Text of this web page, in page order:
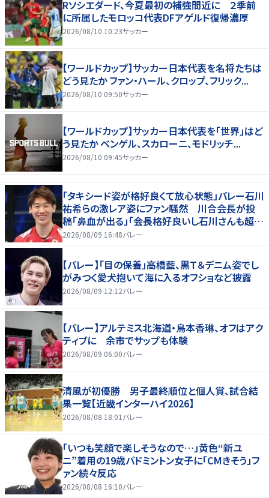
Rソシエダード、今夏最初の補強間近に ２季前
に所属したモロッコ代表DFアゲルド復帰濃厚
2026/08/10 10:23サッカー
【ワールドカップ】サッカー日本代表を名将たちは
どう見たか ファン・ハール、クロップ、フリック...
2026/08/10 09:50サッカー
【ワールドカップ】サッカー日本代表を「世界」はど
う見たか ベンゲル、スカローニ、モドリッチ...
2026/08/10 09:45サッカー
「タキシード姿が格好良くて放心状態」バレー石川
祐希らの激レア姿にファン騒然 川合会長が投
稿「鼻血が出る」「会長格好良いし石川さんも超格
好いい」
2026/08/09 16:48バレー
【バレー】「目の保養」高橋藍、黒Ｔ＆デニム姿でし
がみつく愛犬抱いて海に入るオフショなど披露
2026/08/09 12:12バレー
【バレー】アルテミス北海道・鳥本香琳、オフはアク
ティブに 余市でサップも体験
2026/08/09 06:00バレー
清風が初優勝 男子最終順位と個人賞、試合結
果一覧【近畿インターハイ2026】
2026/08/08 18:01 バレー
「いつも笑顔で楽しそうなので…」黄色“新ユ
ニ”着用の19歳バドミントン女子に「CMきそう」フ
ァン続々反応
2026/08/08 16:10バレー